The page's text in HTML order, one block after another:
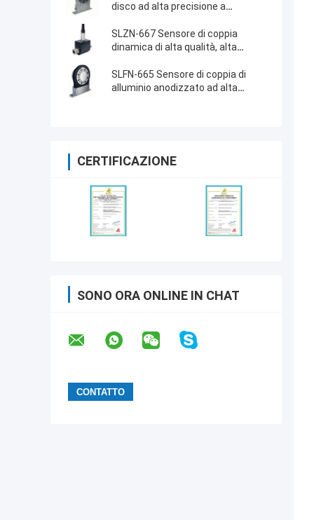
disco ad alta precisione a
SLZN-667 Sensore di coppia
dinamica di alta qualità, alta
SLFN-665 Sensore di coppia di
alluminio anodizzato ad alta
CERTIFICAZIONE
SONO ORA ONLINE IN CHAT